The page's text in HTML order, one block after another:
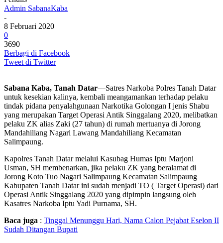
Admin SabanaKaba
-
8 Februari 2020
0
3690
Berbagi di Facebook
Tweet di Twitter
Sabana Kaba, Tanah Datar—Satres Narkoba Polres Tanah Datar
untuk kesekian kalinya, kembali meangamankan terhadap pelaku
tindak pidana penyalahgunaan Narkotika Golongan I jenis Shabu
yang merupakan Target Operasi Antik Singgalang 2020, melibatkan
pelaku ZK alias Zaki (27 tahun) di rumah mertuanya di Jorong
Mandahiliang Nagari Lawang Mandahiliang Kecamatan
Salimpaung.
Kapolres Tanah Datar melalui Kasubag Humas Iptu Marjoni
Usman, SH membenarkan, jika pelaku ZK yang beralamat di
Jorong Koto Tuo Nagari Salimpaung Kecamatan Salimpaung
Kabupaten Tanah Datar ini sudah menjadi TO ( Target Operasi) dari
Operasi Antik Singgalang 2020 yang dipimpin langsung oleh
Kasatres Narkoba Iptu Yadi Purnama, SH.
Baca juga : Tinggal Menunggu Hari, Nama Calon Pejabat Eselon II
Sudah Ditangan Bupati